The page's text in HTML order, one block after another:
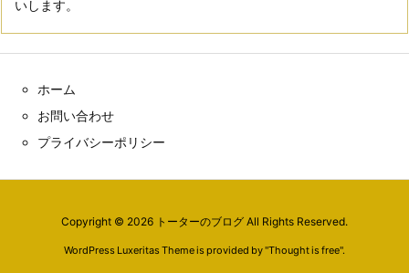
いします。
ホーム
お問い合わせ
プライバシーポリシー
Copyright © 2026 トーターのブログ All Rights Reserved.
WordPress Luxeritas Theme is provided by "Thought is free".